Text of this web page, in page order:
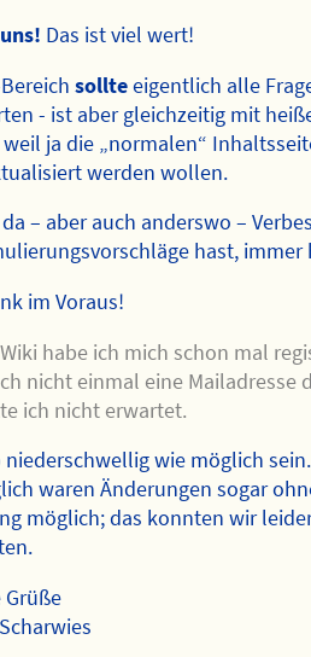
Das ist viel wert!
sollteeigentlich alle
- ist aber gleichzeitig mit
ja die „normalen“
werden wollen.
– aber auch anderswo –
hast, immer
im Voraus!
habe ich mich schon mal
nicht einmal eine Mailadresse
ich nicht erwartet.
niederschwellig wie möglich sein.
waren Änderungen sogar
möglich; das konnten wir
Grüße